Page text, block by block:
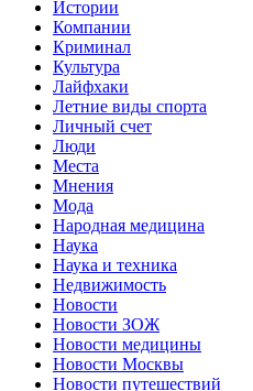
Истории
Компании
Криминал
Культура
Лайфхаки
Летние виды спорта
Личный счет
Люди
Места
Мнения
Мода
Народная медицина
Наука
Наука и техника
Недвижимость
Новости
Новости ЗОЖ
Новости медицины
Новости Москвы
Новости путешествий